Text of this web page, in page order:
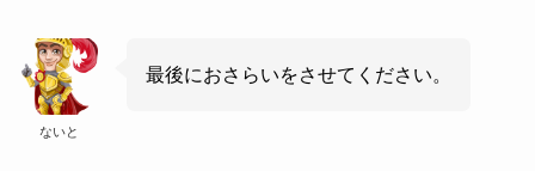
ないと
最後におさらいをさせてください。